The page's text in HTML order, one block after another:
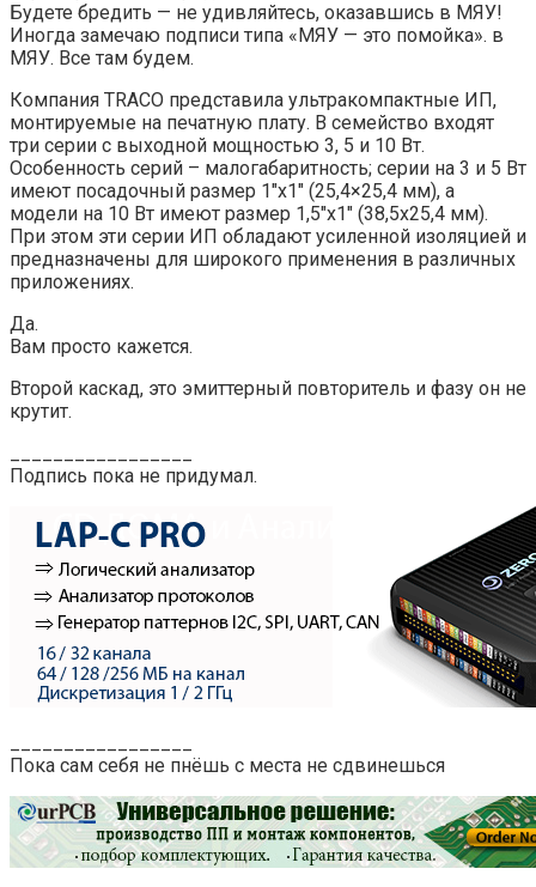
Будете бредить — не удивляйтесь, оказавшись в МЯУ!
Иногда замечаю подписи типа «МЯУ — это помойка». в
МЯУ. Все там будем.
Компания TRACO представила ультракомпактные ИП,
монтируемые на печатную плату. В семейство входят
три серии с выходной мощностью 3, 5 и 10 Вт.
Особенность серий – малогабаритность; серии на 3 и 5 Вт
имеют посадочный размер 1″x1″ (25,4×25,4 мм), а
модели на 10 Вт имеют размер 1,5″х1″ (38,5х25,4 мм).
При этом эти серии ИП обладают усиленной изоляцией и
предназначены для широкого применения в различных
приложениях.
Да.
Вам просто кажется.
Второй каскад, это эмиттерный повторитель и фазу он не
крутит.
Подпись пока не придумал.
Пока сам себя не пнёшь с места не сдвинешься